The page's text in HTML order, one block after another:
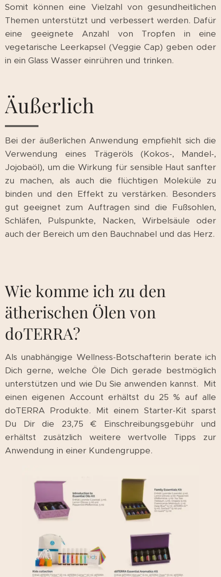
Somit können eine Vielzahl von gesundheitlichen
Themen unterstützt und verbessert werden. Dafür
eine geeignete Anzahl von Tropfen in eine
vegetarische Leerkapsel (Veggie Cap) geben oder
in ein Glass Wasser einrühren und trinken.
Äußerlich
Bei der äußerlichen Anwendung empfiehlt sich die
Verwendung eines Trägeröls (Kokos-, Mandel-,
Jojobaöl), um die Wirkung für sensible Haut sanfter
zu machen, als auch die flüchtigen Moleküle zu
binden und den Effekt zu verstärken. Besonders
gut geeignet zum Auftragen sind die Fußsohlen,
Schläfen, Pulspunkte, Nacken, Wirbelsäule oder
auch der Bereich um den Bauchnabel und das Herz.
Wie komme ich zu den
ätherischen Ölen von
doTERRA?
Als unabhängige Wellness-Botschafterin berate ich
Dich gerne, welche Öle Dich gerade bestmöglich
unterstützen und wie Du Sie anwenden kannst. Mit
einen eigenen Account erhältst du 25 % auf alle
doTERRA Produkte. Mit einem Starter-Kit sparst
Du Dir die 23,75 € Einschreibungsgebühr und
erhältst zusätzlich weitere wertvolle Tipps zur
Anwendung in einer Kundengruppe.